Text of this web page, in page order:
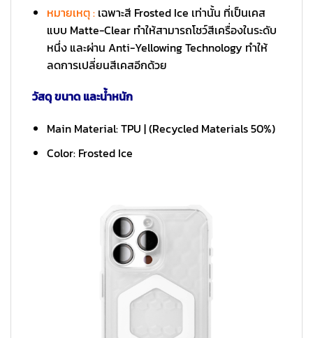
หมายเหตุ :เฉพาะสี Frosted Ice เท่านั้น ที่เป็นเคส
แบบ Matte-Clear ทำให้สามารถโชว์สีเครื่องในระดับ
หนึ่ง และผ่าน Anti-Yellowing Technology ทำให้
ลดการเปลี่ยนสีเคสอีกด้วย
วัสดุ ขนาด และน้ำหนัก
Main Material: TPU | (Recycled Materials 50%)
Color: Frosted Ice